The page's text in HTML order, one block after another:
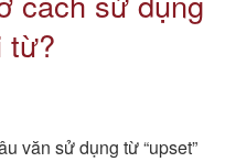
từ?
văn sử dụng từ “upset”